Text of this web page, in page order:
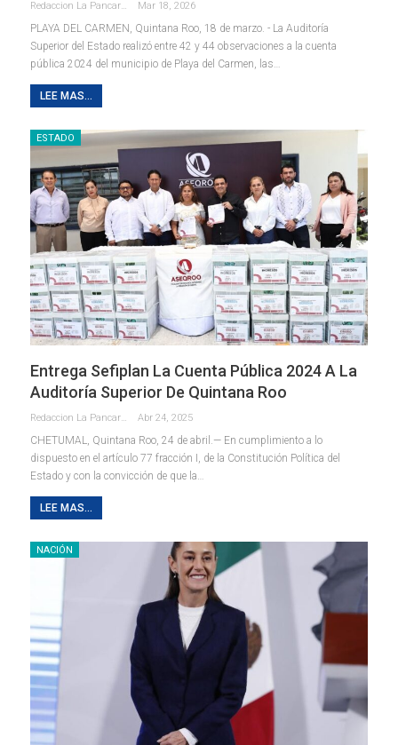
Redaccion La Pancarta De Quintana Roo Mar 18, 2026
PLAYA DEL CARMEN, Quintana Roo, 18 de marzo. - La Auditoría
Superior del Estado realizó entre 42 y 44 observaciones a la cuenta
pública 2024 del municipio de Playa del Carmen, las…
LEE MAS...
ESTADO
Entrega Sefiplan La Cuenta Pública 2024 A La
Auditoría Superior De Quintana Roo
Redaccion La Pancarta De Quintana Roo Abr 24, 2025
CHETUMAL, Quintana Roo, 24 de abril.— En cumplimiento a lo
dispuesto en el artículo 77 fracción I, de la Constitución Política del
Estado y con la convicción de que la…
LEE MAS...
NACIÓN